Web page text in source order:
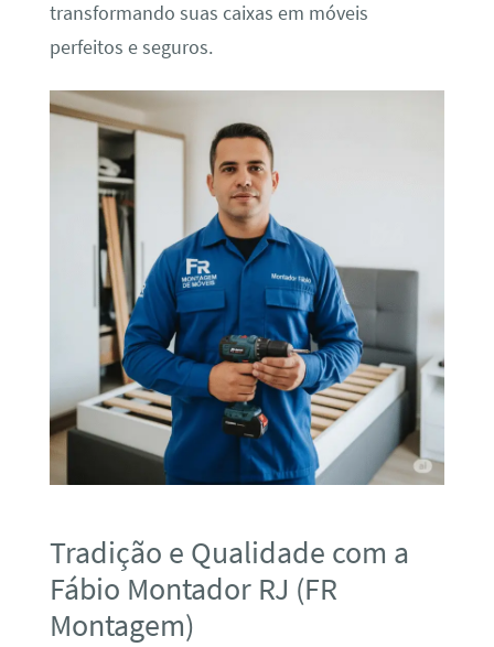
transformando suas caixas em móveis
perfeitos e seguros.
Tradição e Qualidade com a
Fábio Montador RJ (FR
Montagem)